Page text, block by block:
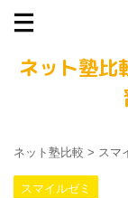
ネット塾比
ネット塾比較 > スマ
スマイルゼミ